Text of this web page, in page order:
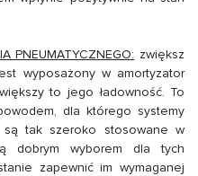
PNEUMATYCZNEGO: zwiększ
wyposażony w amortyzator
to jego ładowność. To
dla którego systemy
są tak szeroko stosowane w
dobrym wyborem dla tych
zapewnić im wymaganej